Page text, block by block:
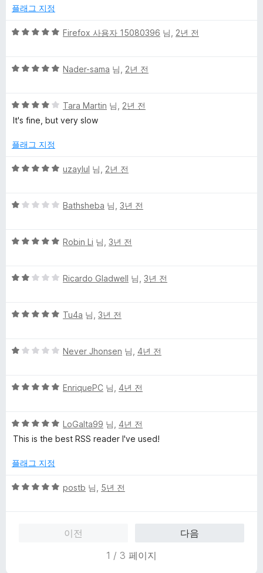
점
1
플래그 지정
5
점
점
Firefox 사용자 15080396 님, 2년 전
5
점
에
점
Nader-sama 님, 2년 전
5
점
점
4
Tara Martin 님, 2년 전
It's fine, but very slow
플래그 지정
5
점
점
uzaylul 님, 2년 전
5
점
점
Bathsheba 님, 3년 전
5
점
점
Robin Li 님, 3년 전
5
점
점
Ricardo Gladwell 님, 3년 전
5
점
점
Tu4a 님, 3년 전
5
점
점
Never Jhonsen 님, 4년 전
5
점
에
점
EnriquePC 님, 4년 전
5
점
점
5
LoGaIta99 님, 4년 전
This is the best RSS reader I've used!
플래그 지정
5
postb 님, 5년 전
이전
다음
1 / 3 페이지